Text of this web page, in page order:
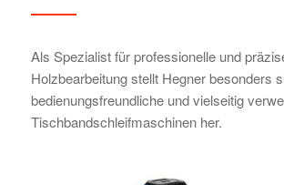
Als Spezialist für professionelle und
Holzbearbeitung stellt Hegner besonders
bedienungsfreundliche und vielseitig
Tischbandschleifmaschinen her.